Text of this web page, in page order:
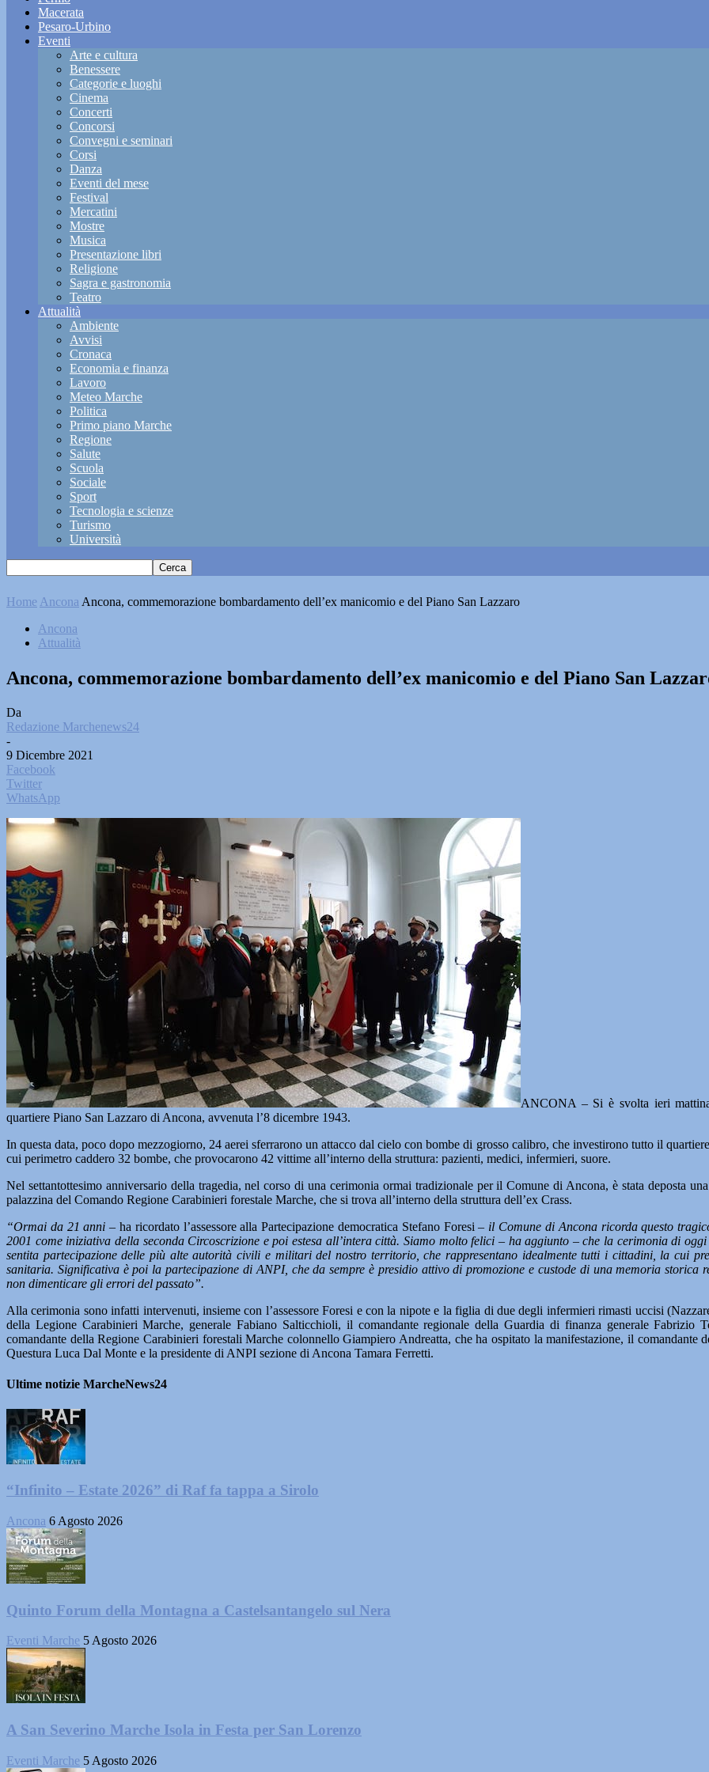
Macerata
Pesaro-Urbino
Eventi
Arte e cultura
Benessere
Categorie e luoghi
Cinema
Concerti
Concorsi
Convegni e seminari
Corsi
Danza
Eventi del mese
Festival
Mercatini
Mostre
Musica
Presentazione libri
Religione
Sagra e gastronomia
Teatro
Attualità
Ambiente
Avvisi
Cronaca
Economia e finanza
Lavoro
Meteo Marche
Politica
Primo piano Marche
Regione
Salute
Scuola
Sociale
Sport
Tecnologia e scienze
Turismo
Università
Home Ancona Ancona, commemorazione bombardamento dell’ex manicomio e del Piano San Lazzaro
Ancona
Attualità
Ancona, commemorazione bombardamento dell’ex manicomio e del Piano San
Da
Redazione Marchenews24
-
9 Dicembre 2021
Facebook
Twitter
WhatsApp
ANCONA – Si è svolta ieri
quartiere Piano San Lazzaro di Ancona, avvenuta l’8 dicembre 1943.
In questa data, poco dopo mezzogiorno, 24 aerei sferrarono un attacco dal cielo con bombe di grosso calibro, che investirono tutto il
cui perimetro caddero 32 bombe, che provocarono 42 vittime all’interno della struttura: pazienti, medici, infermieri, suore.
Nel settantottesimo anniversario della tragedia, nel corso di una cerimonia ormai tradizionale per il Comune di Ancona, è stata deposta
palazzina del Comando Regione Carabinieri forestale Marche, che si trova all’interno della struttura dell’ex Crass.
“Ormai da 21 anni – ha ricordato l’assessore alla Partecipazione democratica Stefano Foresi – il Comune di Ancona ricorda questo
2001 come iniziativa della seconda Circoscrizione e poi estesa all’intera città. Siamo molto felici – ha aggiunto – che la cerimonia di
sentita partecipazione delle più alte autorità civili e militari del nostro territorio, che rappresentano idealmente tutti i cittadini, la cui
sanitaria. Significativa è poi la partecipazione di ANPI, che da sempre è presidio attivo di promozione e custode di una memoria
non dimenticare gli errori del passato”.
Alla cerimonia sono infatti intervenuti, insieme con l’assessore Foresi e con la nipote e la figlia di due degli infermieri rimasti uccisi
della Legione Carabinieri Marche, generale Fabiano Salticchioli, il comandante regionale della Guardia di finanza generale Fabrizio
comandante della Regione Carabinieri forestali Marche colonnello Giampiero Andreatta, che ha ospitato la manifestazione, il
Questura Luca Dal Monte e la presidente di ANPI sezione di Ancona Tamara Ferretti.
Ultime notizie MarcheNews24
“Infinito – Estate 2026” di Raf fa tappa a Sirolo
Ancona 6 Agosto 2026
Quinto Forum della Montagna a Castelsantangelo sul Nera
Eventi Marche 5 Agosto 2026
A San Severino Marche Isola in Festa per San Lorenzo
Eventi Marche 5 Agosto 2026